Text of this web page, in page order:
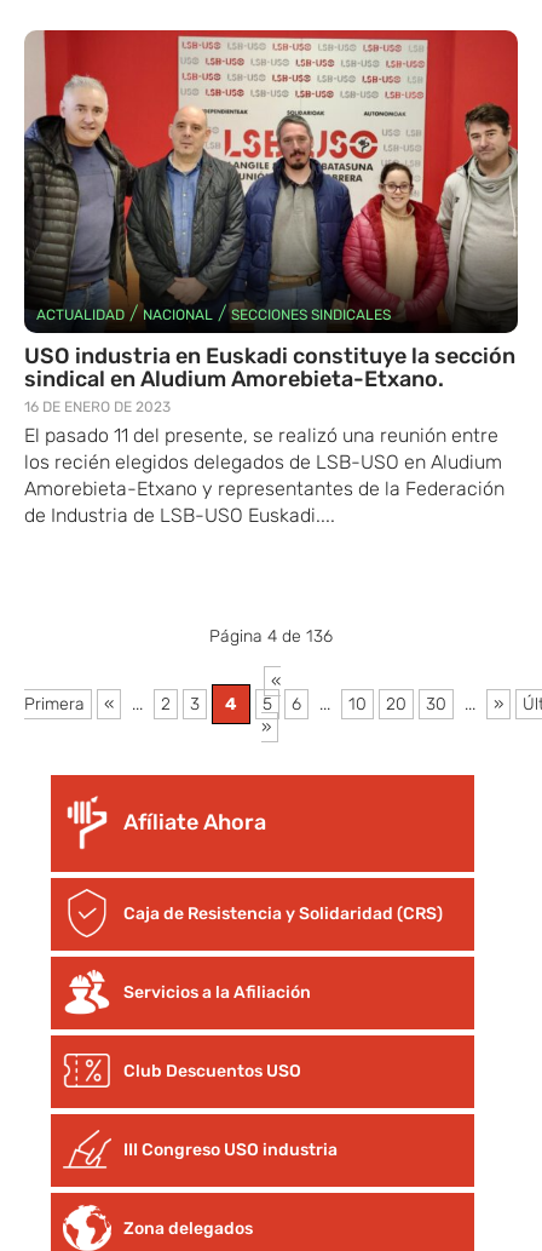
ACTUALIDAD/NACIONAL /SECCIONES SINDICALES
USO industria en Euskadi constituye la sección
sindical en Aludium Amorebieta-Etxano.
16 DE ENERO DE 2023
El pasado 11 del presente, se realizó una reunión entre
los recién elegidos delegados de LSB-USO en Aludium
Amorebieta-Etxano y representantes de la Federación
de Industria de LSB-USO Euskadi....
Página 4 de 136
«
Primera
« ... 2 3 4 5 6 ... 10 20 30 ... »
»
Afíliate Ahora
Caja de Resistencia y Solidaridad (CRS)
Servicios a la Afiliación
Club Descuentos USO
III Congreso USO industria
Zona delegados